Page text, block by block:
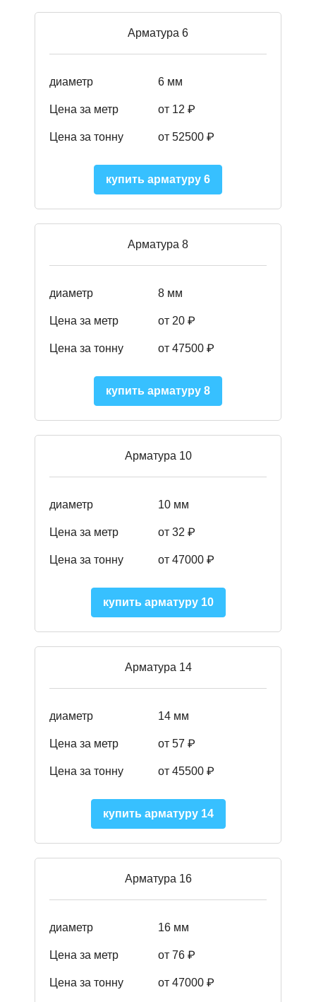
Арматура 6
диаметр 6 мм
Цена за метр от 12 ₽
Цена за тонну от 52500 ₽
купить арматуру 6
Арматура 8
диаметр 8 мм
Цена за метр от 20 ₽
Цена за тонну от 47500 ₽
купить арматуру 8
Арматура 10
диаметр 10 мм
Цена за метр от 32 ₽
Цена за тонну от 47000 ₽
купить арматуру 10
Арматура 14
диаметр 14 мм
Цена за метр от 57 ₽
Цена за тонну от 45500 ₽
купить арматуру 14
Арматура 16
диаметр 16 мм
Цена за метр от 76 ₽
Цена за тонну от 47000 ₽